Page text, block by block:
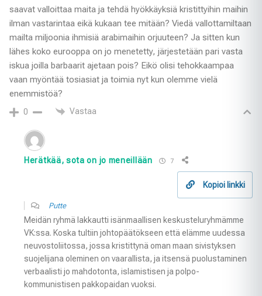
saavat valloittaa maita ja tehdä hyökkäyksiä kristittyihin maihin
ilman vastarintaa eikä kukaan tee mitään? Viedä vallottamiltaan
mailta miljoonia ihmisiä arabimaihin orjuuteen? Ja sitten kun
lähes koko eurooppa on jo menetetty, järjestetään pari vasta
iskua joilla barbaarit ajetaan pois? Eikö olisi tehokkaampaa
vaan myöntää tosiasiat ja toimia nyt kun olemme vielä
enemmistöä?
0 Vastaa
Herätkää, sota on jo meneillään 7
Kopioi linkki
Putte
Meidän ryhmä lakkautti isänmaallisen keskusteluryhmämme
VK:ssa. Koska tultiin johtopäätökseen että elämme uudessa
neuvostoliitossa, jossa kristittynä oman maan sivistyksen
suojelijana oleminen on vaarallista, ja itsensä puolustaminen
verbaalisti jo mahdotonta, islamistisen ja polpo-
kommunistisen pakkopaidan vuoksi.